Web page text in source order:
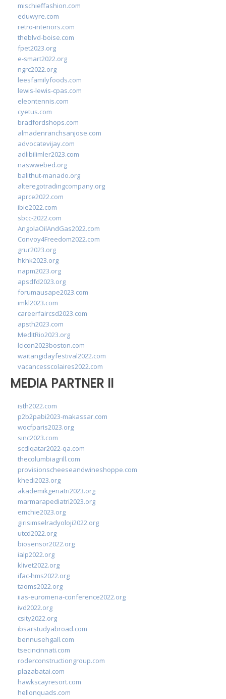
mischieffashion.com
eduwyre.com
retro-interiors.com
theblvd-boise.com
fpet2023.org
e-smart2022.org
ngrc2022.org
leesfamilyfoods.com
lewis-lewis-cpas.com
eleontennis.com
cyetus.com
bradfordshops.com
almadenranchsanjose.com
advocatevijay.com
adlibilimler2023.com
naswwebed.org
balithut-manado.org
alteregotradingcompany.org
aprce2022.com
ibie2022.com
sbcc-2022.com
AngolaOilAndGas2022.com
Convoy4Freedom2022.com
grur2023.org
hkhk2023.org
napm2023.org
apsdfd2023.org
forumausape2023.com
imkl2023.com
careerfaircsd2023.com
apsth2023.com
MedItRio2023.org
lcicon2023boston.com
waitangidayfestival2022.com
vacancesscolaires2022.com
MEDIA PARTNER II
isth2022.com
p2b2pabi2023-makassar.com
wocfparis2023.org
sinc2023.com
scdlqatar2022-qa.com
thecolumbiagrill.com
provisionscheeseandwineshoppe.com
khedi2023.org
akademikgeriatri2023.org
marmarapediatri2023.org
emchie2023.org
girisimselradyoloji2022.org
utcd2022.org
biosensor2022.org
ialp2022.org
klivet2022.org
ifac-hms2022.org
taoms2022.org
iias-euromena-conference2022.org
ivd2022.org
csity2022.org
ibsarstudyabroad.com
bennusehgall.com
tsecincinnati.com
roderconstructiongroup.com
plazabatai.com
hawkscayresort.com
hellonquads.com